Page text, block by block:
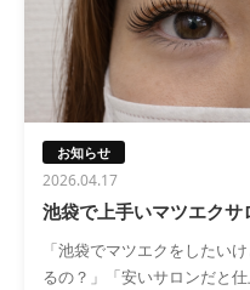
お知らせ
2026.04.17
池袋で上手いマツエク
「池袋でマツエクをしたい
るの？」「安いサロンだと